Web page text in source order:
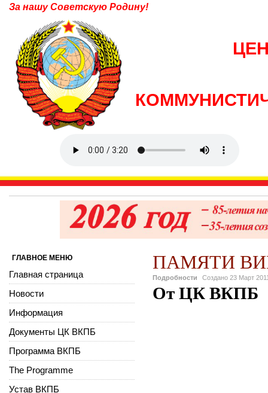
За нашу Советскую Родину!
ПАМЯТИ
Подробности Создано 23 Март
От ЦК ВКПБ
ГЛАВНОЕ МЕНЮ
Главная страница
Новости
Информация
Документы ЦК ВКПБ
Программа ВКПБ
The Programme
Устав ВКПБ